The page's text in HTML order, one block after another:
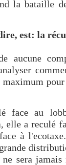
la bataille
est: la
aucune
face au
elle a reculé
à
sera jamais